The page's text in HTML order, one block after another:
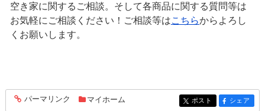
空き家に関するご相談。そして各商品に関する質問等は
お気軽にご相談ください！ご相談等はこちらからよろし
くお願いします。
entry1723
パーマリンク マイホーム entry1723
ポスト entry1723
シェア